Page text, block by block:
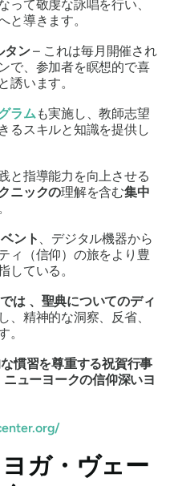
って敬虔な詠唱を行い、
と導きます。
タン– これは毎月開催され
で、参加者を瞑想的で喜
誘います。
ラム も実施し、教師志望
るスキルと知識を提供し
と指導能力を向上させる
ニックの理解を含む集中
ント
、デジタル機器から
ィ（信仰）の旅をより豊
している。
は 、聖典についてのディ
、精神的な洞察、反省、
。
慣習を尊重する祝賀行事
ニューヨークの信仰深いヨ
ガ・ヴェー